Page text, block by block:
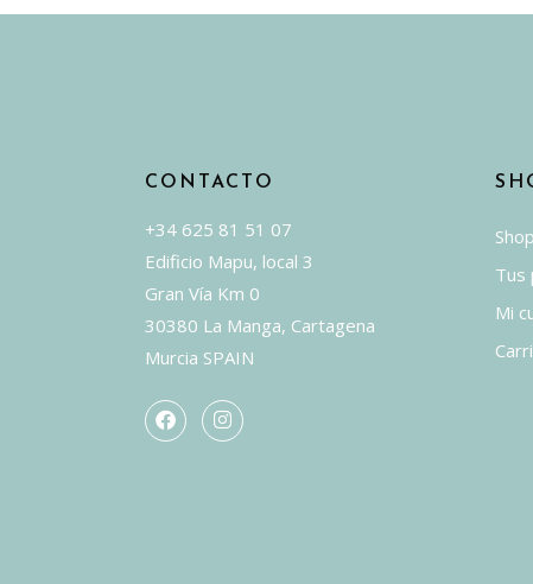
CONTACTO
+34 625 81 51 07
Edificio Mapu, local 3
Gran Vía Km 0
30380 La Manga, Cartagena
Murcia SPAIN
Shop
Tus
Mi